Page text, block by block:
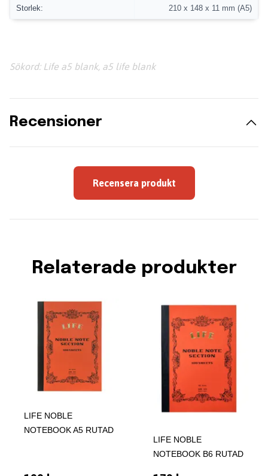
Storlek: 210 x 148 x 11 mm (A5)
Sökord: Life a5 blank, a5 life blank
Recensioner
Recensera produkt
Relaterade produkter
LIFE NOBLE
NOTEBOOK A5 RUTAD
LIFE NOBLE
NOTEBOOK B6 RUTAD